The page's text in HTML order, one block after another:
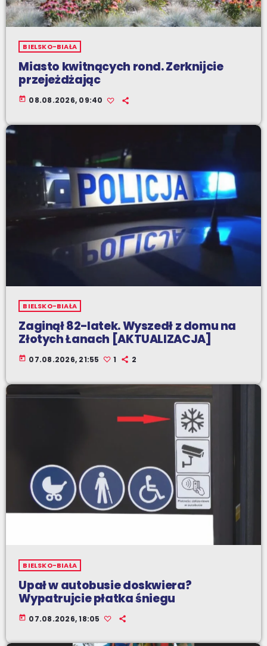
BIELSKO-BIAŁA
Miasto kwitnących rond. Zerknijcie
przejeżdżając
today 08.08.2026, 09:40
BIELSKO-BIAŁA
Zaginął 82-latek. Wyszedł z domu na
Złotych Łanach [AKTUALIZACJA]
today 07.08.2026, 21:55 1 2
BIELSKO-BIAŁA
Upał w autobusie doskwiera?
Wypatrujcie płatka śniegu
today 07.08.2026, 18:05